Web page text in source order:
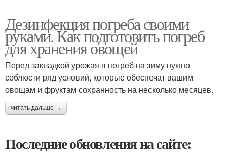
Дезинфекция погреба своими
руками. Как подготовить погреб
для хранения овощей
Перед закладкой урожая в погреб на зиму нужно
соблюсти ряд условий, которые обеспечат вашим
овощам и фруктам сохранность на несколько месяцев.
читать дальше →
Последние обновления на сайте: